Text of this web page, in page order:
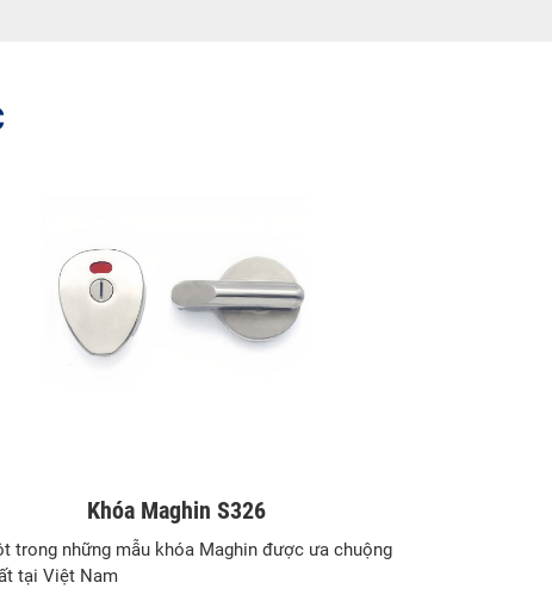
Khóa Maghin S326
trong những mẫu khóa Maghin được ưa chuộng
tại Việt Nam